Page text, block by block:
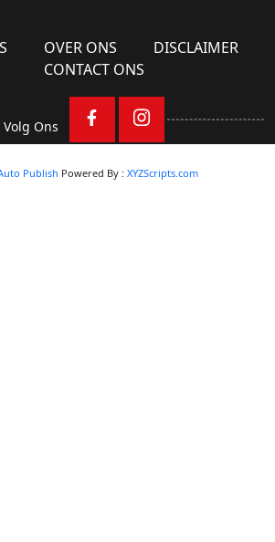
OVER ONS
DISCLAIMER
CONTACT ONS
Volg Ons
Publish Powered By : XYZScripts.com